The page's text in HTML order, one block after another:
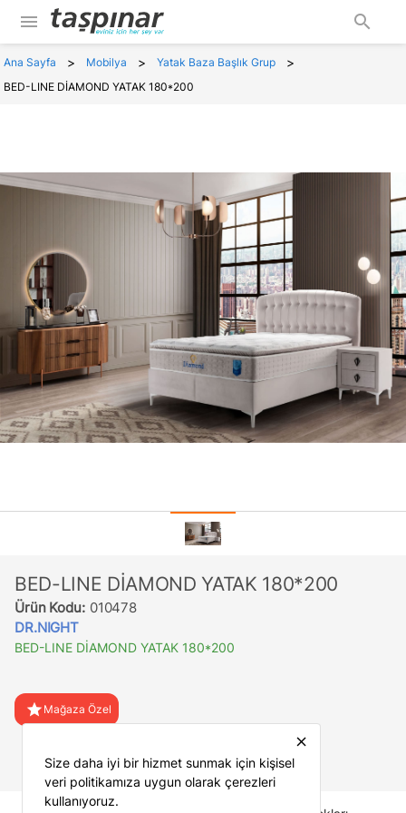
menu search
Ana Sayfa > Mobilya > Yatak Baza Başlık Grup >
BED-LINE DİAMOND YATAK 180*200
BED-LINE DİAMOND YATAK 180*200
Ürün Kodu: 010478
DR.NIGHT
BED-LINE DİAMOND YATAK 180*200
star Mağaza Özel
close
Size daha iyi bir hizmet sunmak için kişisel
veri politikamıza uygun olarak çerezleri
kullanıyoruz.